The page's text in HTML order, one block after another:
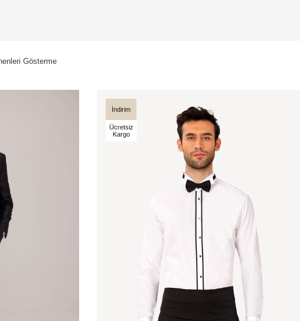
Gösterme
İndirim
Ücretsiz
Kargo